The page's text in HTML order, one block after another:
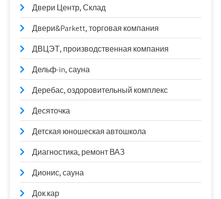
Двери Центр, Склад
Двери&Parkett, торговая компания
ДВЦЭТ, производственная компания
Дельф-in, сауна
Деребас, оздоровительный комплекс
Десяточка
Детская юношеская автошкола
Диагностика, ремонт ВАЗ
Дионис, сауна
Док.кар